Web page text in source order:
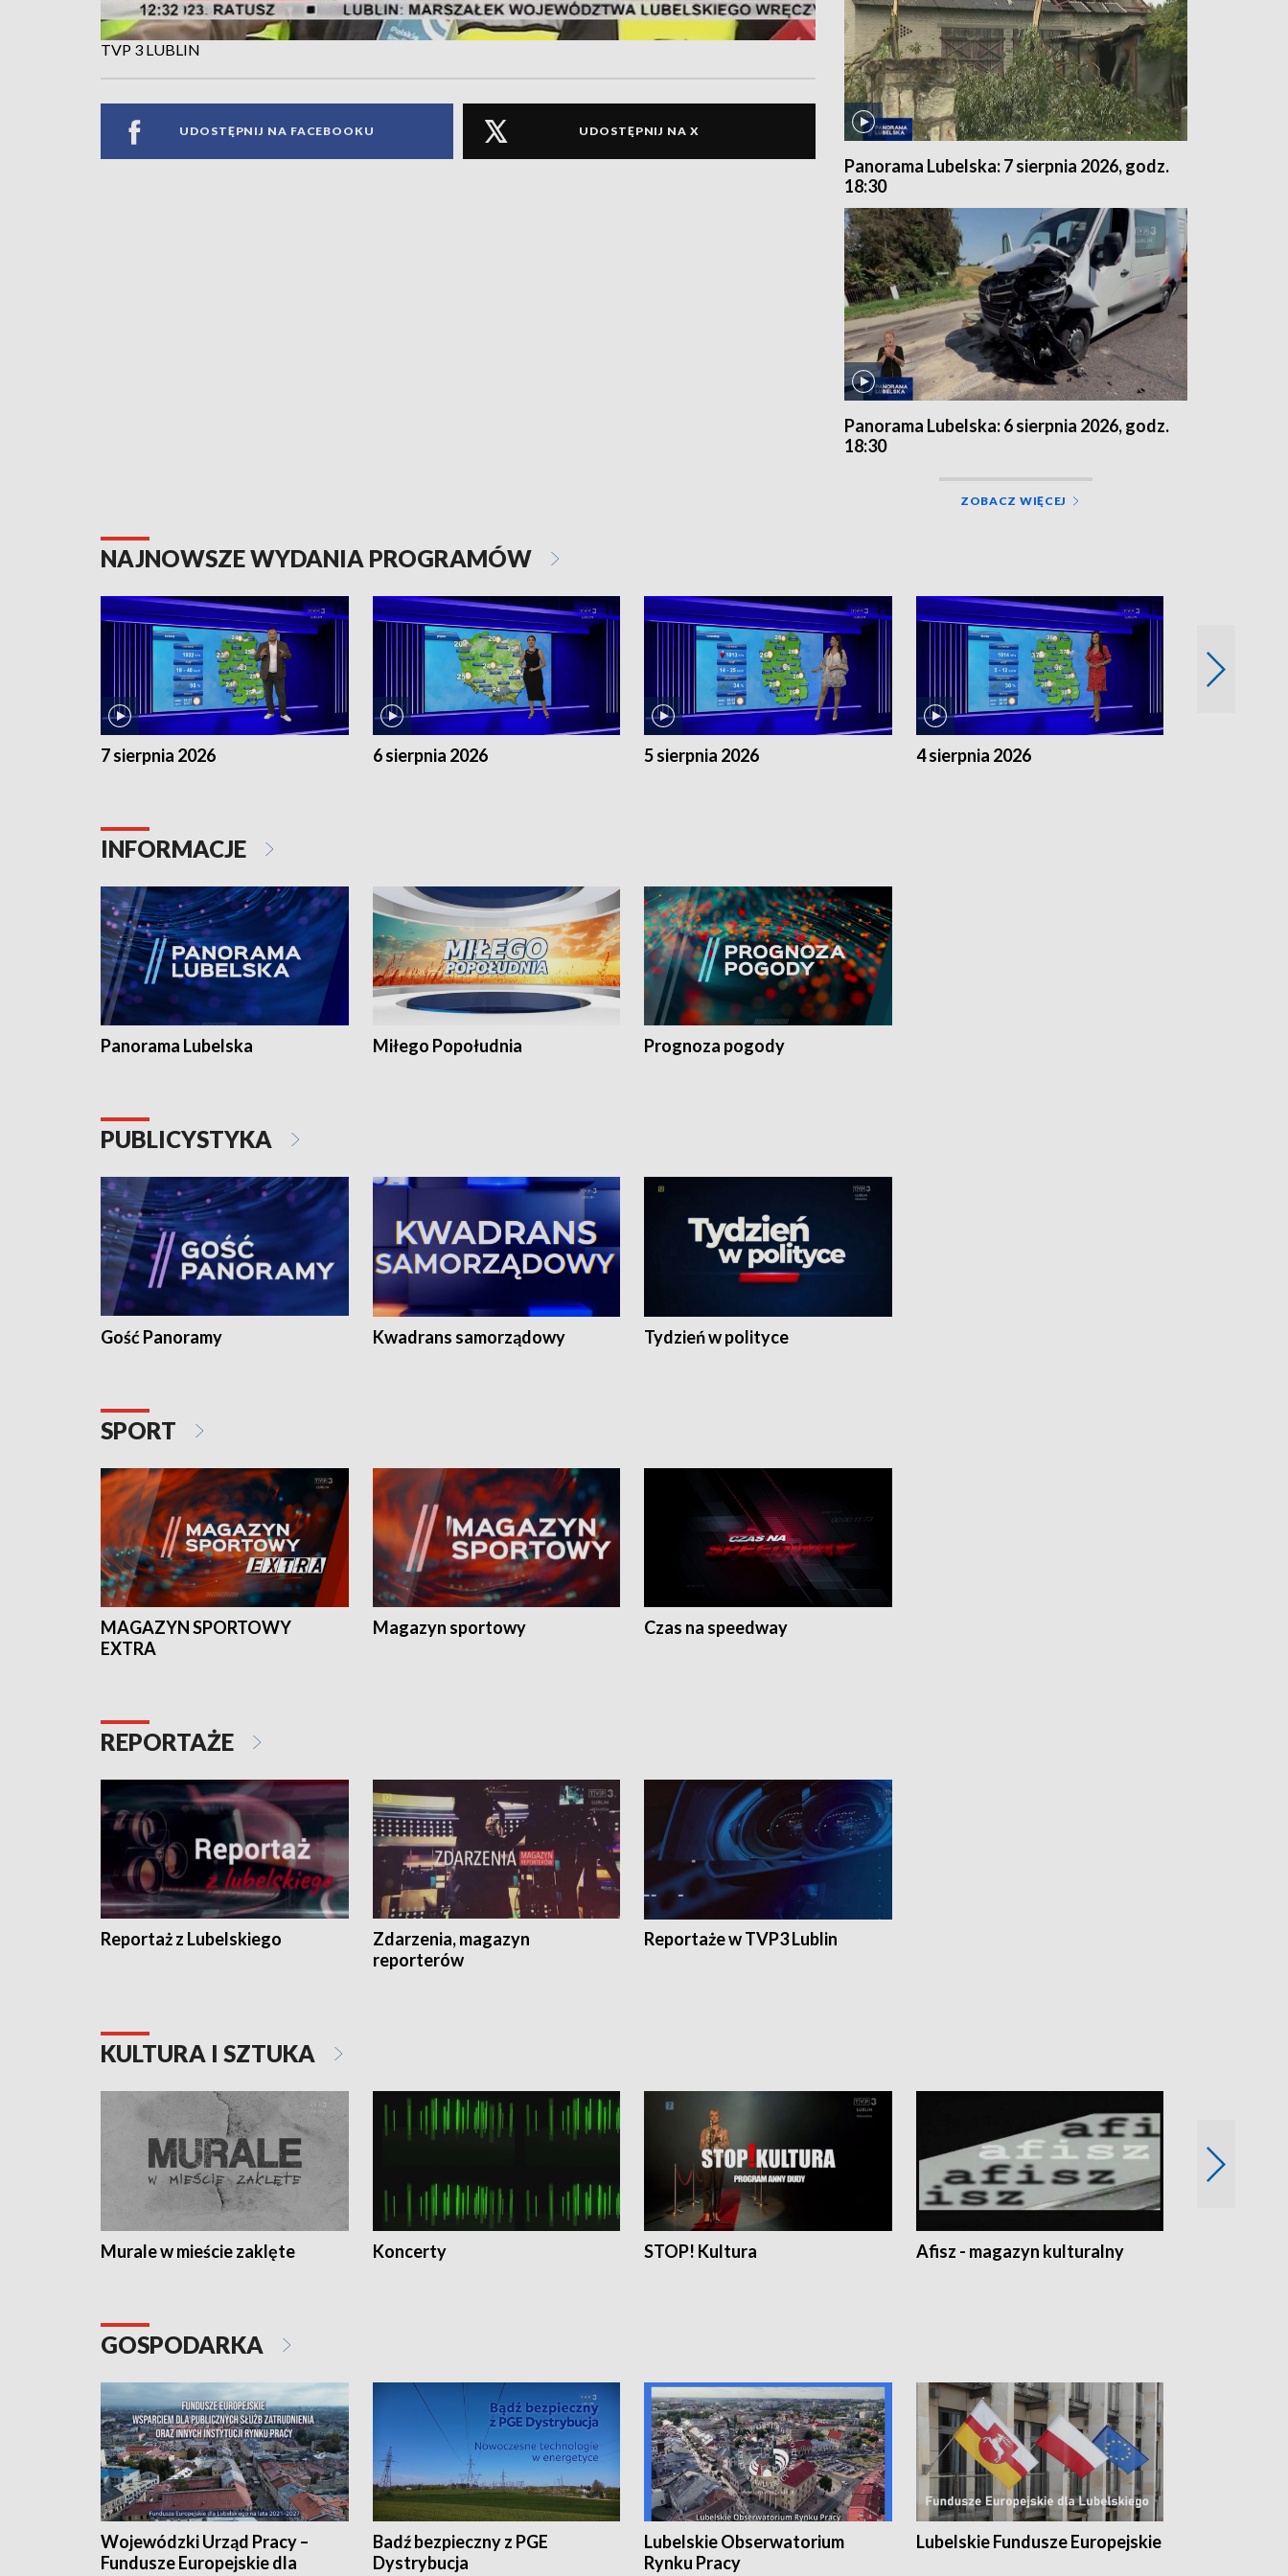
TVP 3 LUBLIN
UDOSTĘPNIJ NA FACEBOOKU UDOSTĘPNIJ NA X
Panorama Lubelska: 7 sierpnia 2026, godz.
18:30
Panorama Lubelska: 6 sierpnia 2026, godz.
18:30
ZOBACZ WIĘCEJ
NAJNOWSZE WYDANIA PROGRAMÓW
7 sierpnia 2026 6 sierpnia 2026 5 sierpnia 2026 4 sierpnia 2026
INFORMACJE
Panorama Lubelska Miłego Popołudnia Prognoza pogody
PUBLICYSTYKA
Gość Panoramy Kwadrans samorządowy Tydzień w polityce
SPORT
MAGAZYN SPORTOWY
EXTRA
Magazyn sportowy Czas na speedway
REPORTAŻE
Reportaż z Lubelskiego
Zdarzenia, magazyn
reporterów
Reportaże w TVP3 Lublin
KULTURA I SZTUKA
Murale w mieście zaklęte Koncerty STOP! Kultura Afisz - magazyn kulturalny
GOSPODARKA
Wojewódzki Urząd Pracy –
Fundusze Europejskie dla
Badź bezpieczny z PGE
Dystrybucja
Lubelskie Obserwatorium
Rynku Pracy
Lubelskie Fundusze Europejskie